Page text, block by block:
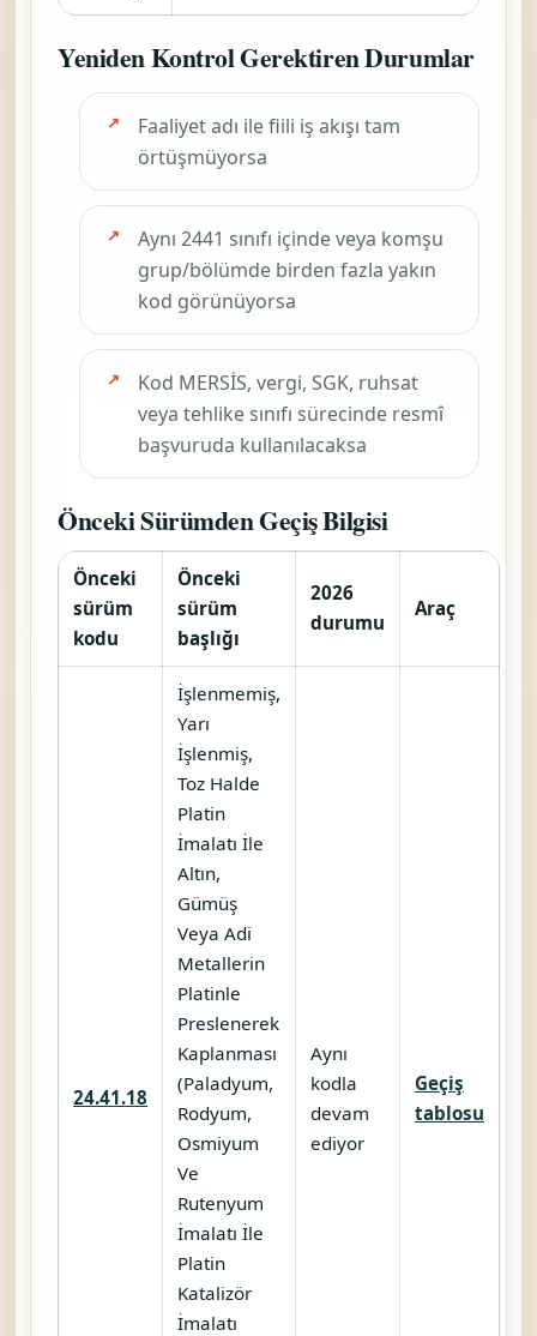
Yeniden Kontrol Gerektiren Durumlar
Faaliyet adı ile fiili iş akışı tam
örtüşmüyorsa
Aynı 2441 sınıfı içinde veya komşu
grup/bölümde birden fazla yakın
kod görünüyorsa
Kod MERSİS, vergi, SGK, ruhsat
veya tehlike sınıfı sürecinde resmî
başvuruda kullanılacaksa
Önceki Sürümden Geçiş Bilgisi
Önceki
sürüm
kodu
Önceki
sürüm
başlığı
2026
durumu
Araç
24.41.18
İşlenmemiş,
Yarı
İşlenmiş,
Toz Halde
Platin
İmalatı İle
Altın,
Gümüş
Veya Adi
Metallerin
Platinle
Preslenerek
Kaplanması
(Paladyum,
Rodyum,
Osmiyum
Ve
Rutenyum
İmalatı İle
Platin
Katalizör
İmalatı
Aynı
kodla
devam
ediyor
Geçiş
tablosu